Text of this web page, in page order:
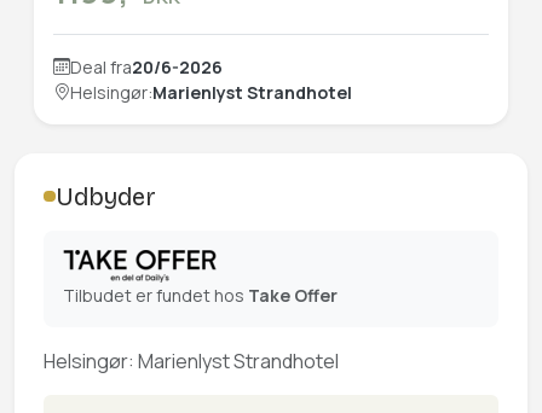
Deal fra20/6-2026
Helsingør:Marienlyst Strandhotel
Udbyder
Tilbudet er fundet hos Take Offer
Helsingør: Marienlyst Strandhotel